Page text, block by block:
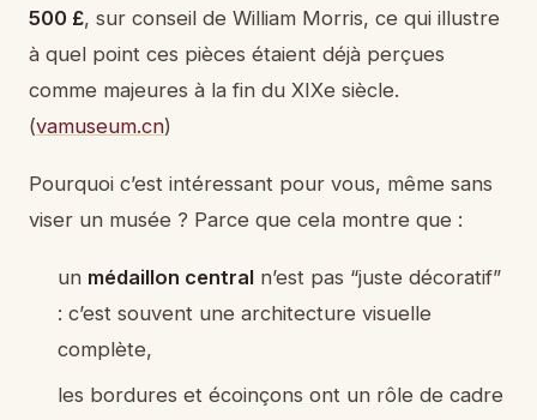
500 £, sur conseil de William Morris, ce qui illustre
à quel point ces pièces étaient déjà perçues
comme majeures à la fin du XIXe siècle.
(vamuseum.cn)
Pourquoi c’est intéressant pour vous, même sans
viser un musée ? Parce que cela montre que :
un médaillon centraln’est pas “juste décoratif”
: c’est souvent une architecture visuelle
complète,
les bordures et écoinçons ont un rôle de cadre